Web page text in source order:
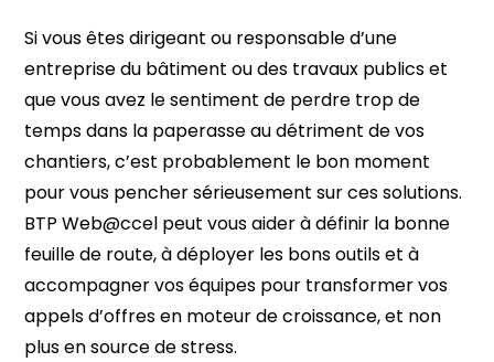
Si vous êtes dirigeant ou responsable d’une
entreprise du bâtiment ou des travaux publics et
que vous avez le sentiment de perdre trop de
temps dans la paperasse au détriment de vos
chantiers, c’est probablement le bon moment
pour vous pencher sérieusement sur ces solutions.
BTP Web@ccel peut vous aider à définir la bonne
feuille de route, à déployer les bons outils et à
accompagner vos équipes pour transformer vos
appels d’offres en moteur de croissance, et non
plus en source de stress.